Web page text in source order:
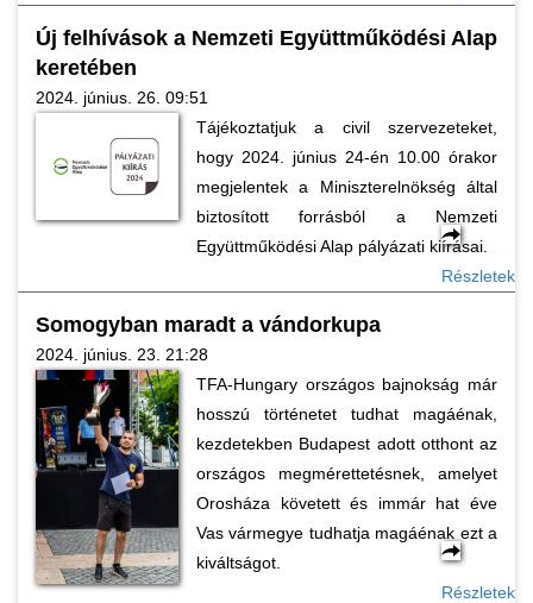
Új felhívások a Nemzeti Együttműködési Alap
keretében
2024. június. 26. 09:51
Tájékoztatjuk a civil szervezeteket,
hogy 2024. június 24-én 10.00 órakor
megjelentek a Miniszterelnökség által
biztosított forrásból a Nemzeti
Együttműködési Alap pályázati kiírásai.
Részletek
Somogyban maradt a vándorkupa
2024. június. 23. 21:28
TFA-Hungary országos bajnokság már
hosszú történetet tudhat magáénak,
kezdetekben Budapest adott otthont az
országos megmérettetésnek, amelyet
Orosháza követett és immár hat éve
Vas vármegye tudhatja magáénak ezt a
kiváltságot.
Részletek